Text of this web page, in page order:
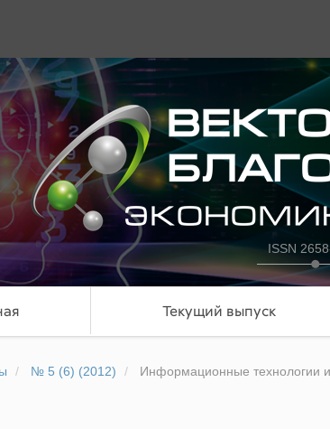
ISSN
Текущий выпуск
№ 5 (6) (2012) Информационные технологии